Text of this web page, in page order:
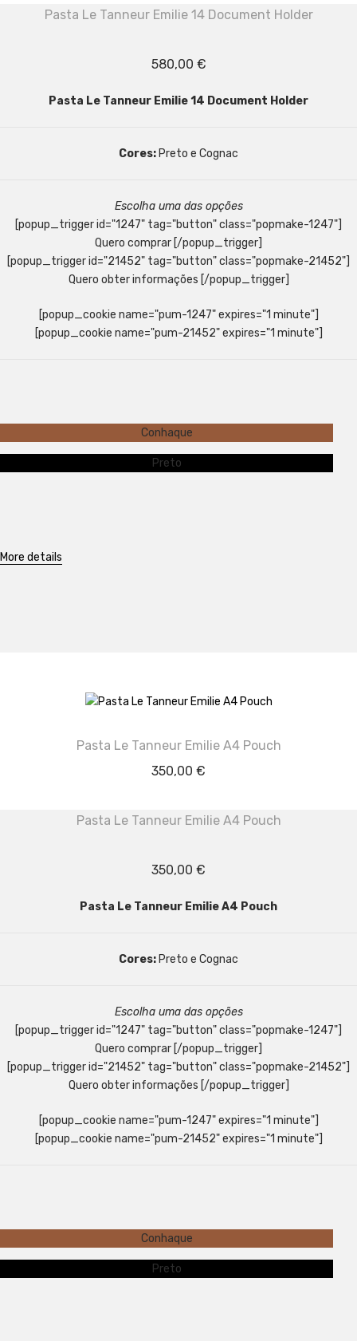
Pasta Le Tanneur Emilie 14 Document Holder
580,00 €
Pasta Le Tanneur Emilie 14 Document Holder
Cores: Preto e Cognac
Escolha uma das opções
[popup_trigger id="1247" tag="button" class="popmake-1247"]
Quero comprar [/popup_trigger]
[popup_trigger id="21452" tag="button" class="popmake-21452"]
Quero obter informações [/popup_trigger]
[popup_cookie name="pum-1247" expires="1 minute"]
[popup_cookie name="pum-21452" expires="1 minute"]
Conhaque
Preto
More details
Pasta Le Tanneur Emilie A4 Pouch
350,00 €
Pasta Le Tanneur Emilie A4 Pouch
350,00 €
Pasta Le Tanneur Emilie A4 Pouch
Cores: Preto e Cognac
Escolha uma das opções
[popup_trigger id="1247" tag="button" class="popmake-1247"]
Quero comprar [/popup_trigger]
[popup_trigger id="21452" tag="button" class="popmake-21452"]
Quero obter informações [/popup_trigger]
[popup_cookie name="pum-1247" expires="1 minute"]
[popup_cookie name="pum-21452" expires="1 minute"]
Conhaque
Preto